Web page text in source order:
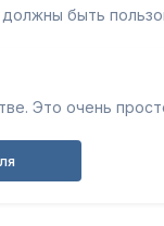
быть
Это очень